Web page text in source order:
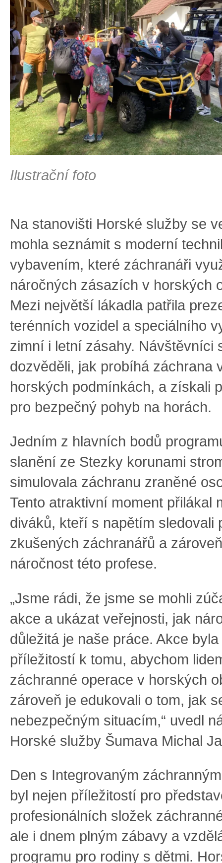
Ilustrační foto
Na stanovišti Horské služby se
mohla seznámit s moderní
vybavením, které záchranáři
náročných zásazích v horských
Mezi největší lákadla patřila
terénních vozidel a speciálního
zimní i letní zásahy. Návštěvníci
dozvěděli, jak probíhá záchrana
horských podmínkách, a získali
pro bezpečný pohyb na horách.
Jedním z hlavních bodů
slanění ze Stezky korunami
simulovala záchranu zraněné
Tento atraktivní moment přilákal
diváků, kteří s napětím sledovali
zkušených záchranářů a
náročnost této profese.
„Jsme rádi, že jsme se mohli
akce a ukázat veřejnosti, jak
důležitá je naše práce. Akce
příležitostí k tomu, abychom
záchranné operace v horských
zároveň je edukovali o tom, jak
nebezpečným situacím,“ uvedl
Horské služby Šumava Michal
Den s Integrovaným
byl nejen příležitostí pro
profesionálních složek
ale i dnem plným zábavy a
programu pro rodiny s dětmi.